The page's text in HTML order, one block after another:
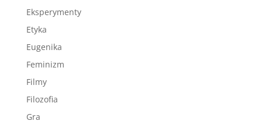
Eksperymenty
Etyka
Eugenika
Feminizm
Filmy
Filozofia
Gra